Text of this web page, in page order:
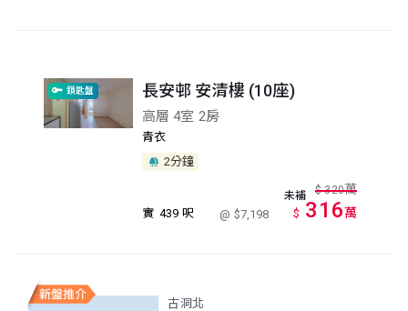
鎖匙盤 長安邨 安清樓 (10座)
高層 4室 2房
青衣
2分鐘
實 439 呎 @ $7,198
未補 $ 320萬
$ 316萬
古洞北